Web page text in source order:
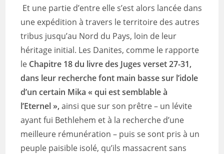
Et une partie d’entre elle s’est alors lancée dans
une expédition à travers le territoire des autres
tribus jusqu’au Nord du Pays, loin de leur
héritage initial. Les Danites, comme le rapporte
le Chapitre 18 du livre des Juges verset 27-31,
dans leur recherche font main basse sur l’idole
d’un certain Mika « qui est semblable à
l’Eternel »,ainsi que sur son prêtre – un lévite
ayant fui Bethlehem et à la recherche d’une
meilleure rémunération – puis se sont pris à un
peuple paisible isolé, qu’ils massacrent sans